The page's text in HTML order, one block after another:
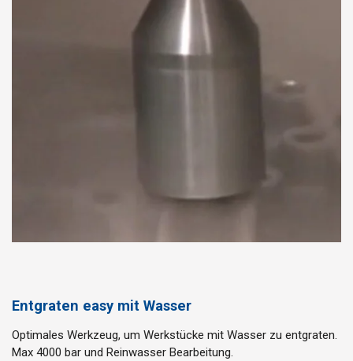
Entgraten easy mit Wasser
Optimales Werkzeug, um Werkstücke mit Wasser zu entgraten.
Max 4000 bar und Reinwasser Bearbeitung.